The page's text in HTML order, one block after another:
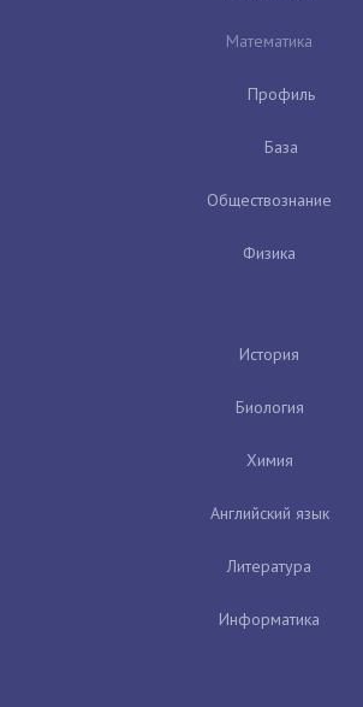
Математика
Профиль
База
Обществознание
Физика
История
Биология
Химия
Английский язык
Литература
Информатика